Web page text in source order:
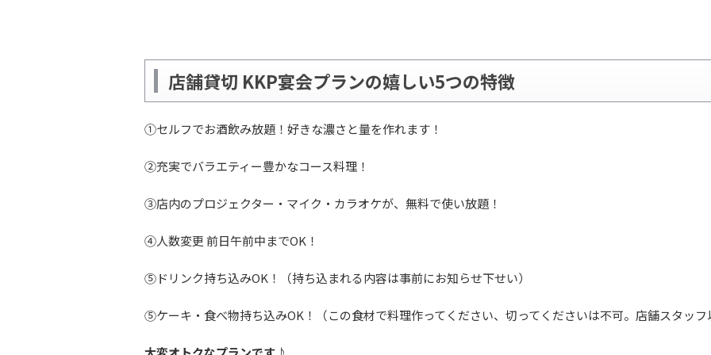
店舗貸切 KKP宴会プランの嬉しい5つの特徴
①セルフでお酒飲み放題！好きな濃さと量を作れます！
②充実でバラエティー豊かなコース料理！
③店内のプロジェクター・マイク・カラオケが、無料で使い放題！
④人数変更 前日午前中までOK！
⑤ドリンク持ち込みOK！（持ち込まれる内容は事前にお知らせ下せい）
⑤ケーキ・食べ物持ち込みOK！（この食材で料理作ってください、切ってくださいは不可。店舗スタッフ